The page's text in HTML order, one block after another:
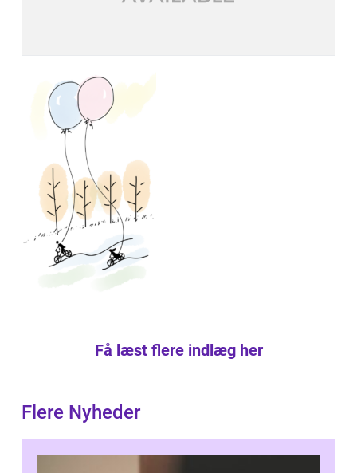
Få læst flere indlæg her
Flere Nyheder